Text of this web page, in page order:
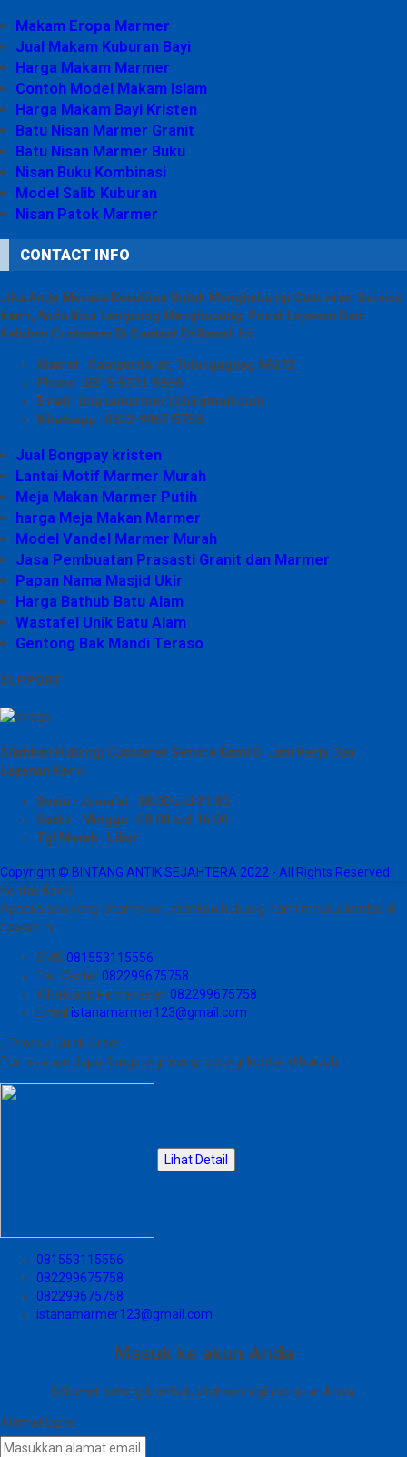
Makam Eropa Marmer
Jual Makam Kuburan Bayi
Harga Makam Marmer
Contoh Model Makam Islam
Harga Makam Bayi Kristen
Batu Nisan Marmer Granit
Batu Nisan Marmer Buku
Nisan Buku Kombinasi
Model Salib Kuburan
Nisan Patok Marmer
CONTACT INFO
Jika Anda Merasa Kesulitan Untuk Menghubungi Customer Service
Kami, Anda Bisa Langsung Menghubungi Pusat Layanan Dan
Keluhan Customer Di Contact Di Bawah Ini
Alamat : Campurdarat, Tulungagung 66272
Phone : 0815-5311-5556
Email : istanamarmer123@gmail.com
Whatsapp : 0822-9967-5758
Jual Bongpay kristen
Lantai Motif Marmer Murah
Meja Makan Marmer Putih
harga Meja Makan Marmer
Model Vandel Marmer Murah
Jasa Pembuatan Prasasti Granit dan Marmer
Papan Nama Masjid Ukir
Harga Bathub Batu Alam
Wastafel Unik Batu Alam
Gentong Bak Mandi Teraso
SUPPORT
Silahkan Hubungi Customer Service Kami Di Jam Kerja Dan
Layanan Kami
Senin - Juma'at : 08.00 s/d 21.00
Sabtu - Minggu : 08.00 s/d 16.00
Tgl Merah : Libur
Copyright © BINTANG ANTIK SEJAHTERA 2022 - All Rights Reserved
Kontak Kami
Apabila ada yang ditanyakan, silahkan hubungi kami melalui kontak di
bawah ini.
SMS 081553115556
Call Center 082299675758
Whatsapp Pemesanan 082299675758
Email istanamarmer123@gmail.com
Produk Quick Order
Pemesanan dapat langsung menghubungi kontak dibawah:
Lihat Detail
081553115556
082299675758
082299675758
istanamarmer123@gmail.com
Masuk ke akun Anda
Selamat datang kembali, silahkan login ke akun Anda.
Alamat Email